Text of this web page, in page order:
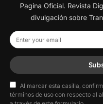
Pagina Oficial. Revista
divulgación sobre
Al marcar esta casilla,
términos de uso con respecto al